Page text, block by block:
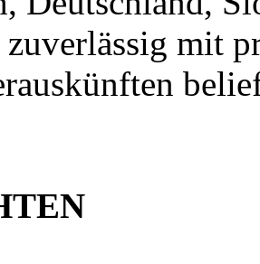
zuverlässig mit